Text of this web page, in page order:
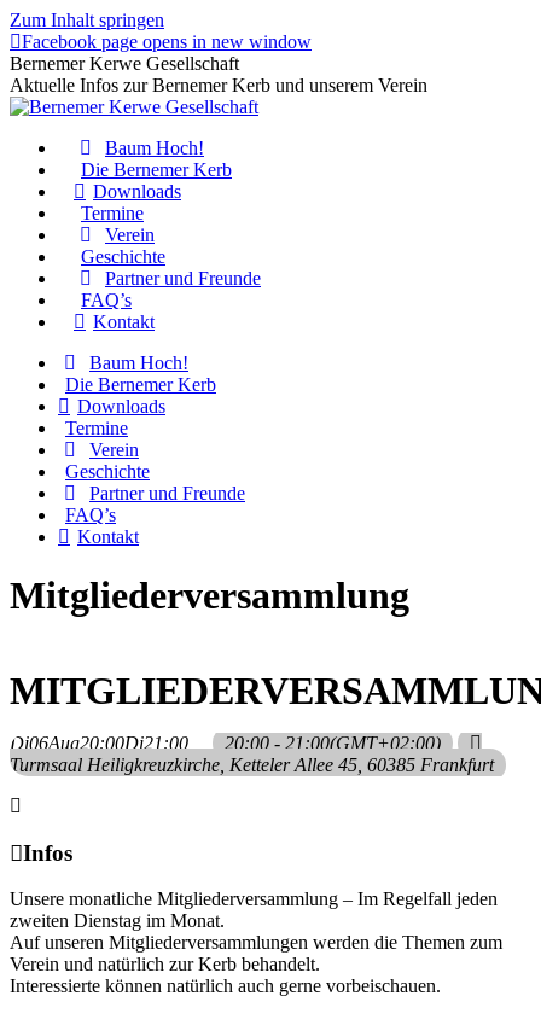
Zum Inhalt springen
Facebook page opens in new window
Bernemer Kerwe Gesellschaft
Aktuelle Infos zur Bernemer Kerb und unserem Verein
Baum Hoch!
Die Bernemer Kerb
Downloads
Termine
Verein
Geschichte
Partner und Freunde
FAQ’s
Kontakt
Baum Hoch!
Die Bernemer Kerb
Downloads
Termine
Verein
Geschichte
Partner und Freunde
FAQ’s
Kontakt
Mitgliederversammlung
Di06Aug20:00Di21:00 20:00 - 21:00(GMT+02:00)
Turmsaal Heiligkreuzkirche , Ketteler Allee 45, 60385 Frankfurt
Infos
Unsere monatliche Mitgliederversammlung – Im Regelfall jeden
zweiten Dienstag im Monat.
Auf unseren Mitgliederversammlungen werden die Themen zum
Verein und natürlich zur Kerb behandelt.
Interessierte können natürlich auch gerne vorbeischauen.